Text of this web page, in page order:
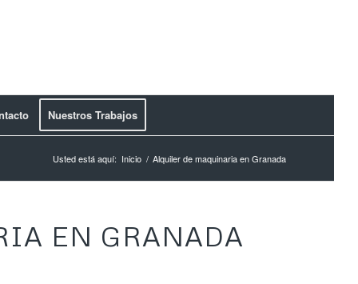
Nuestros Trabajos
Usted está aquí: Inicio / Alquiler de maquinaria en Granada
EN GRANADA